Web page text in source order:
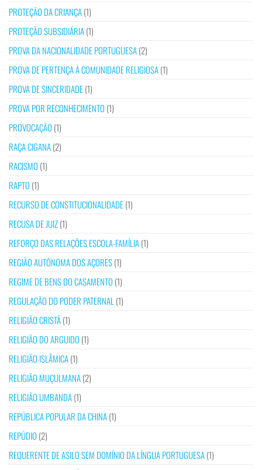
PROTEÇÃO DA CRIANÇA(1)
PROTEÇÃO SUBSIDIÁRIA(1)
PROVA DA NACIONALIDADE PORTUGUESA(2)
PROVA DE PERTENÇA À COMUNIDADE RELIGIOSA(1)
PROVA DE SINCERIDADE(1)
PROVA POR RECONHECIMENTO (1)
PROVOCAÇÃO (1)
RAÇA CIGANA(2)
RACISMO (1)
RAPTO (1)
RECURSO DE CONSTITUCIONALIDADE(1)
RECUSA DE JUIZ(1)
REFORÇO DAS RELAÇÕES ESCOLA-FAMÍLIA(1)
REGIÃO AUTÓNOMA DOS AÇORES(1)
REGIME DE BENS DO CASAMENTO (1)
REGULAÇÃO DO PODER PATERNAL (1)
RELIGIÃO CRISTÃ(1)
RELIGIÃO DO ARGUIDO (1)
RELIGIÃO ISLÂMICA(1)
RELIGIÃO MUÇULMANA(2)
RELIGIÃO UMBANDA(1)
REPÚBLICA POPULAR DA CHINA(1)
REPÚDIO (2)
REQUERENTE DE ASILO SEM DOMÍNIO DA LÍNGUA PORTUGUESA(1)